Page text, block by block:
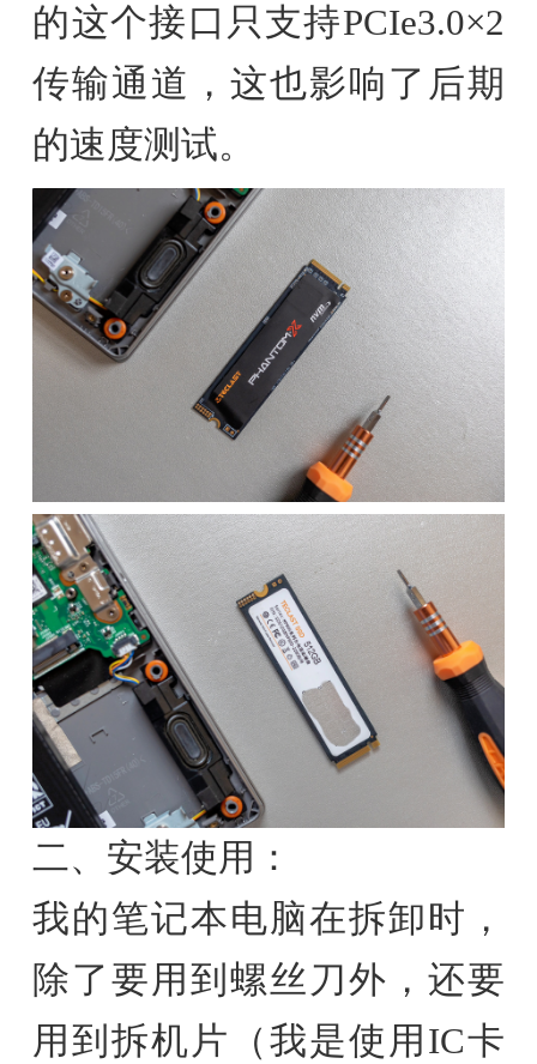
的这个接口只支持PCIe3.0×2
传输通道，这也影响了后期
的速度测试。
二、安装使用：
我的笔记本电脑在拆卸时，
除了要用到螺丝刀外，还要
用到拆机片（我是使用IC卡